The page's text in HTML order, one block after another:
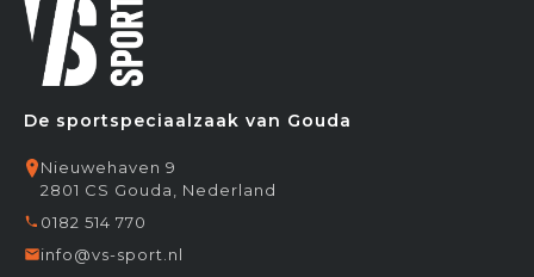
De sportspeciaalzaak van Gouda
Nieuwehaven 9
2801 CS Gouda, Nederland
0182 514 770
info@vs-sport.nl